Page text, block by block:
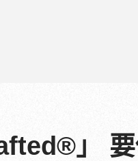
」